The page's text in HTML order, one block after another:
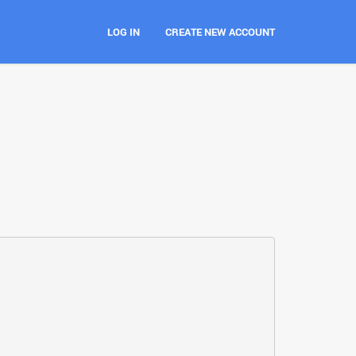
LOG IN CREATE NEW ACCOUNT